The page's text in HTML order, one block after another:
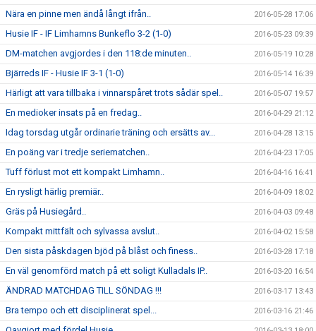
Nära en pinne men ändå långt ifrån.. 2016-05-28 17:06
Husie IF - IF Limhamns Bunkeflo 3-2 (1-0) 2016-05-23 09:39
DM-matchen avgjordes i den 118:de minuten.. 2016-05-19 10:28
Bjärreds IF - Husie IF 3-1 (1-0) 2016-05-14 16:39
Härligt att vara tillbaka i vinnarspåret trots sådär spel.. 2016-05-07 19:57
En medioker insats på en fredag.. 2016-04-29 21:12
Idag torsdag utgår ordinarie träning och ersätts av... 2016-04-28 13:15
En poäng var i tredje seriematchen.. 2016-04-23 17:05
Tuff förlust mot ett kompakt Limhamn.. 2016-04-16 16:41
En rysligt härlig premiär.. 2016-04-09 18:02
Gräs på Husiegård.. 2016-04-03 09:48
Kompakt mittfält och sylvassa avslut.. 2016-04-02 15:58
Den sista påskdagen bjöd på blåst och finess.. 2016-03-28 17:18
En väl genomförd match på ett soligt Kulladals IP.. 2016-03-20 16:54
ÄNDRAD MATCHDAG TILL SÖNDAG !!! 2016-03-17 13:43
Bra tempo och ett disciplinerat spel... 2016-03-16 21:46